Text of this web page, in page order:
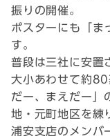
振りの開催。
ポスターにも「ま
す。
普段は三社に安置
大小あわせて約80
だー、まえだー」
地・元町地区を練
浦安支店のメンバ